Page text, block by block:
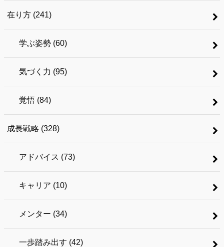
在り方 (241)
学ぶ姿勢 (60)
気づく力 (95)
覚悟 (84)
成長戦略 (328)
アドバイス (73)
キャリア (10)
メンター (34)
一歩踏み出す (42)